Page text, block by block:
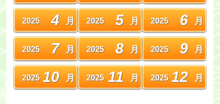
2025 4 月 2025 5 月 2025 6 月
2025 7 月 2025 8 月 2025 9 月
2025 10 月 2025 11 月 2025 12 月